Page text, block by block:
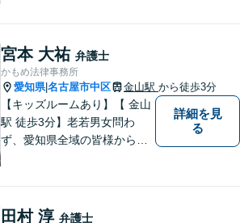
い、丁寧な説明と迅速な対応
を心がけております。【完全
個室】【法テラス利用可】
宮本 大祐 弁護士
かもめ法律事務所
愛知県|名古屋市中区 金山駅 から徒歩3分
【キッズルームあり】【 金山
駅 徒歩3分】老若男女問わ
ず、愛知県全域の皆様から愛
ください。
詳細を見
る
田村 淳 弁護士